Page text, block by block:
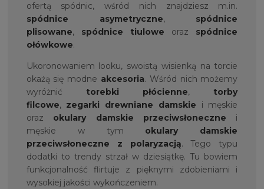
ofertą spódnic, wśród nich znajdziesz m.in.
spódnice asymetryczne, spódnice
plisowane, spódnice tiulowe oraz spódnice
ołówkowe.
Ukoronowaniem looku, swoistą wisienką na torcie
okażą się modne akcesoria. Wśród nich możemy
wyróżnić torebki płócienne, torby
filcowe, zegarki drewniane damskie i męskie
oraz okulary damskie przeciwsłoneczne i
męskie w tym okulary damskie
przeciwsłoneczne z polaryzacją. Tego typu
dodatki to trendy strzał w dziesiątkę. Tu bowiem
funkcjonalność flirtuje z pięknymi zdobieniami i
wysokiej jakości wykończeniem.